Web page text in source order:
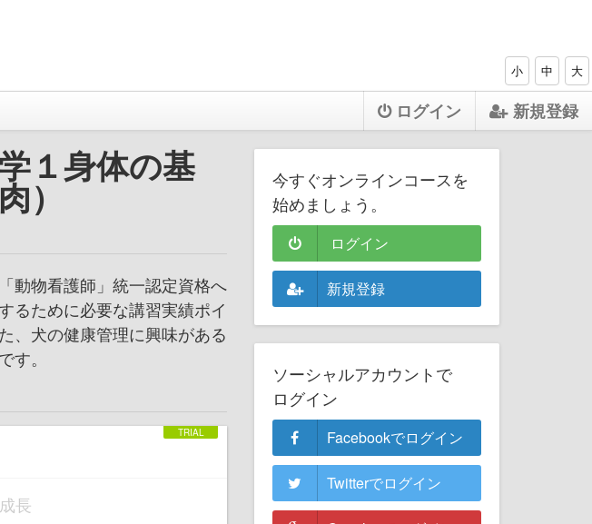
小 中 大
ログイン 新規登録
１身体の基
）
動物看護師」統一認定資格へ
るために必要な講習実績ポイ
、犬の健康管理に興味がある
。
長
今すぐオンラインコースを
始めましょう。
ログイン
新規登録
ソーシャルアカウントで
ログイン
Facebookでログイン
Twitterでログイン